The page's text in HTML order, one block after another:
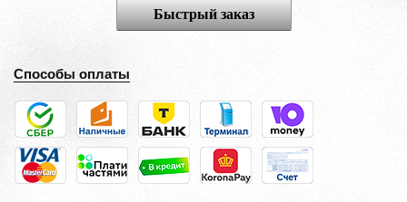
Быстрый заказ
Способы оплаты